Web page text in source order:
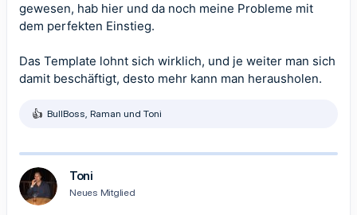
gewesen, hab hier und da noch meine Probleme mit
dem perfekten Einstieg.
Das Template lohnt sich wirklich, und je weiter man sich
damit beschäftigt, desto mehr kann man herausholen.
R
k
t
i
o
n
BullBoss, Raman und Toni
Toni
Neues Mitglied